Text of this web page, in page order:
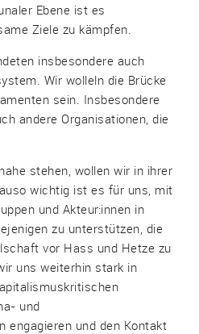
Ebene ist es
Ziele zu kämpfen.
insbesondere auch
Wir wolleln die Brücke
sein. Insbesondere
andere Organisationen, die
stehen, wollen wir in ihrer
wichtig ist es für uns, mit
und Akteur:innen in
zu unterstützen, die
vor Hass und Hetze zu
uns weiterhin stark in
und
engagieren und den Kontakt